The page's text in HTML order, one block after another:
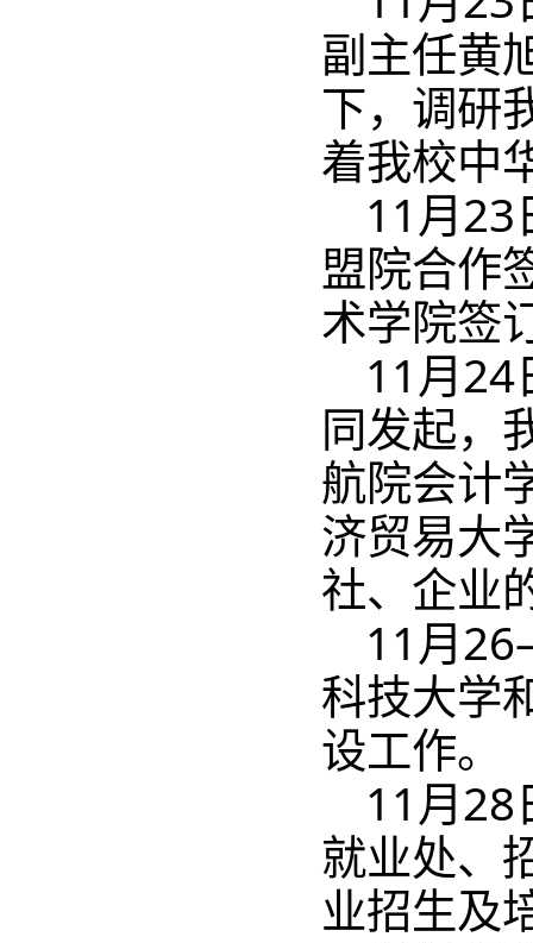
副主任黄
下，调研
着我校中
11月23
盟院合作
术学院签
11月24
同发起，
航院会计
济贸易大
社、企业
11月
科技大学
设工作。
11月28
就业处、
业招生及